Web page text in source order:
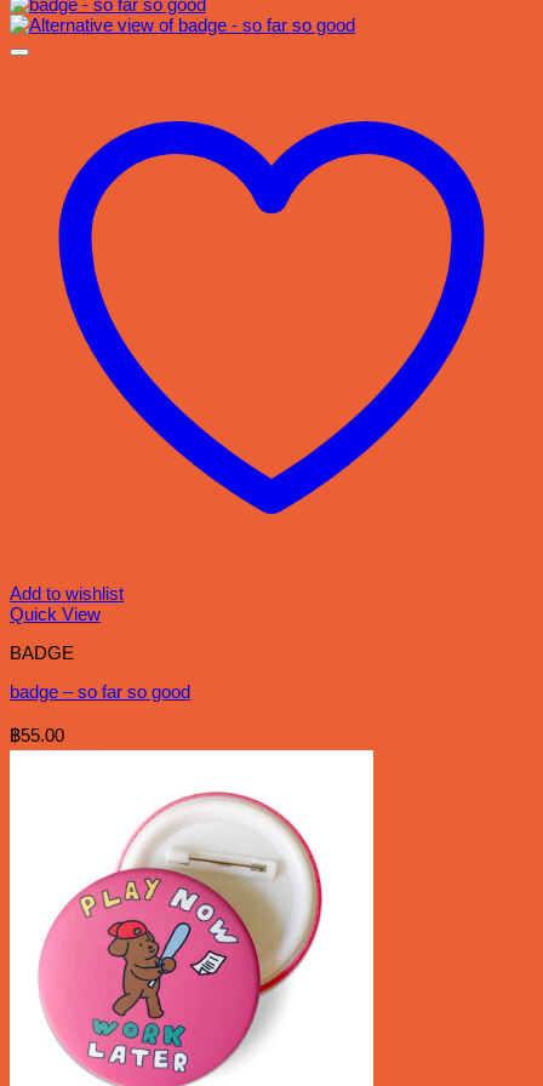
Add to wishlist
Quick View
BADGE
badge – so far so good
฿55.00